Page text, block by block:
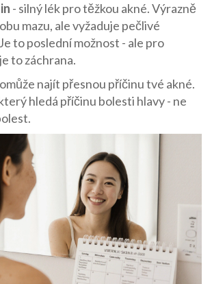
- silný lék pro těžkou akné. Výrazně
mazu, ale vyžaduje pečlivé
to poslední možnost - ale pro
to záchrana.
najít přesnou příčinu tvé akné.
hledá příčinu bolesti hlavy - ne